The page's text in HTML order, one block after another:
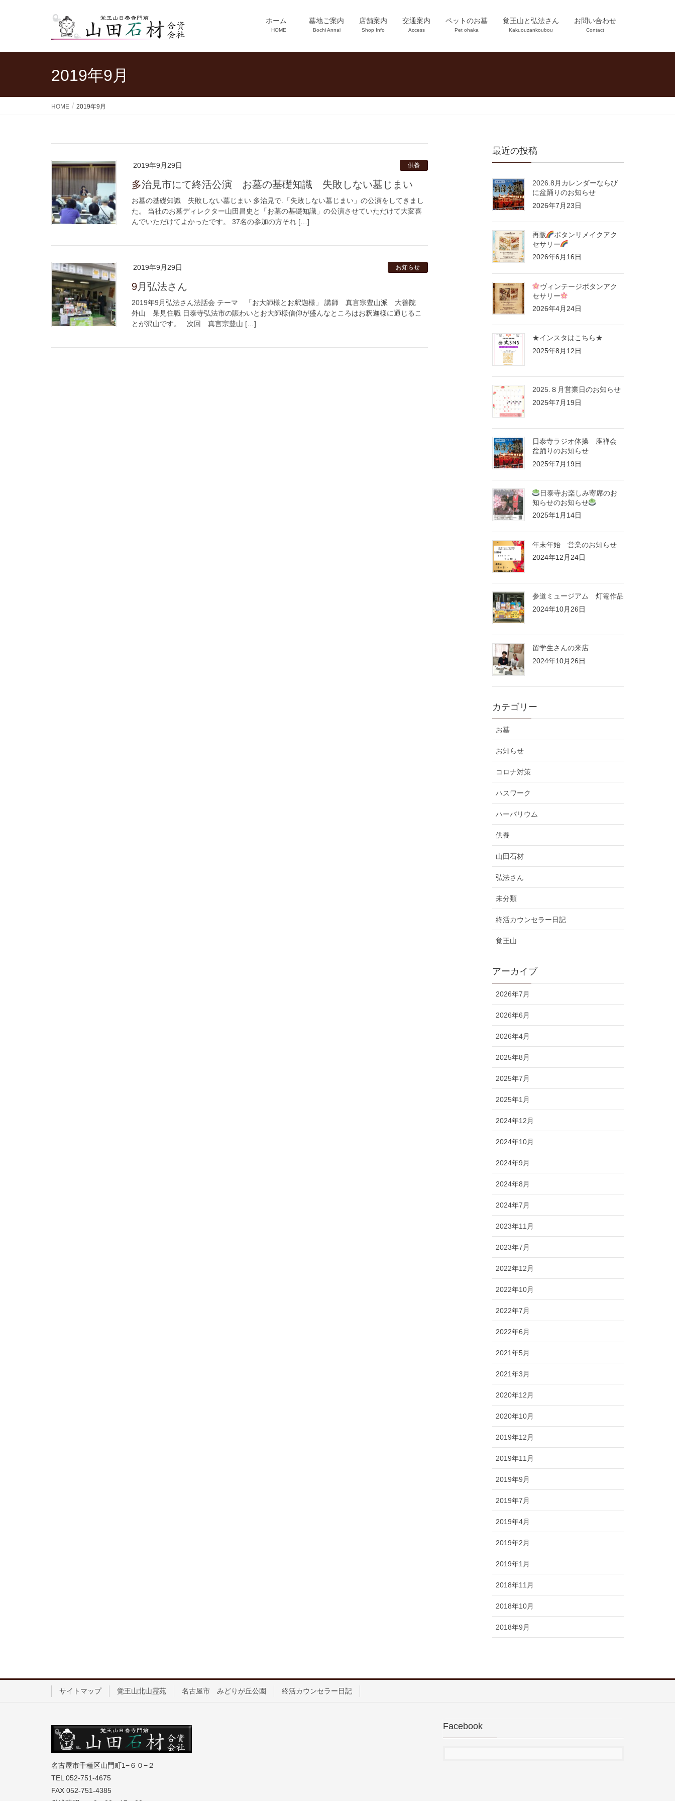
ホーム
HOME
墓地ご案内
Bochi Annai
店舗案内
Shop Info
交通案内
Access
ペットのお墓
Pet ohaka
覚王山と弘法さん
Kakuouzankoubou
お問い合わせ
Contact
2019年9月
HOME 2019年9月
2019年9月29日 供養
多治見市にて終活公演 お墓の基礎知識 失敗しない墓じまい
お墓の基礎知識 失敗しない墓じまい 多治見で.「失敗しない墓じまい」の公演をしてきまし
た。 当社のお墓ディレクター山田昌史と「お墓の基礎知識」の公演させていただけて大変喜
んでいただけてよかったです。 37名の参加の方それ […]
2019年9月29日 お知らせ
9月弘法さん
2019年9月弘法さん法話会 テーマ 「お大師様とお釈迦様」 講師 真言宗豊山派 大善院
外山 杲見住職 日泰寺弘法市の賑わいとお大師様信仰が盛んなところはお釈迦様に通じるこ
とが沢山です。 次回 真言宗豊山 […]
最近の投稿
2026.8月カレンダーならび
に盆踊りのお知らせ
2026年7月23日
再販
ボタンリメイクアク
セサリー
2026年6月16日
ヴィンテージボタンアク
セサリー
2026年4月24日
★インスタはこちら★
2025年8月12日
2025.８月営業日のお知らせ
2025年7月19日
日泰寺ラジオ体操 座禅会
盆踊りのお知らせ
2025年7月19日
日泰寺お楽しみ寄席のお
知らせのお知らせ
2025年1月14日
年末年始 営業のお知らせ
2024年12月24日
参道ミュージアム 灯篭作品
2024年10月26日
留学生さんの来店
2024年10月26日
カテゴリー
お墓
お知らせ
コロナ対策
ハスワーク
ハーバリウム
供養
山田石材
弘法さん
未分類
終活カウンセラー日記
覚王山
アーカイブ
2026年7月
2026年6月
2026年4月
2025年8月
2025年7月
2025年1月
2024年12月
2024年10月
2024年9月
2024年8月
2024年7月
2023年11月
2023年7月
2022年12月
2022年10月
2022年7月
2022年6月
2021年5月
2021年3月
2020年12月
2020年10月
2019年12月
2019年11月
2019年9月
2019年7月
2019年4月
2019年2月
2019年1月
2018年11月
2018年10月
2018年9月
サイトマップ 覚王山北山霊苑 名古屋市 みどりが丘公園 終活カウンセラー日記
名古屋市千種区山門町1−６０−２
TEL 052-751-4675
FAX 052-751-4385
Facebook